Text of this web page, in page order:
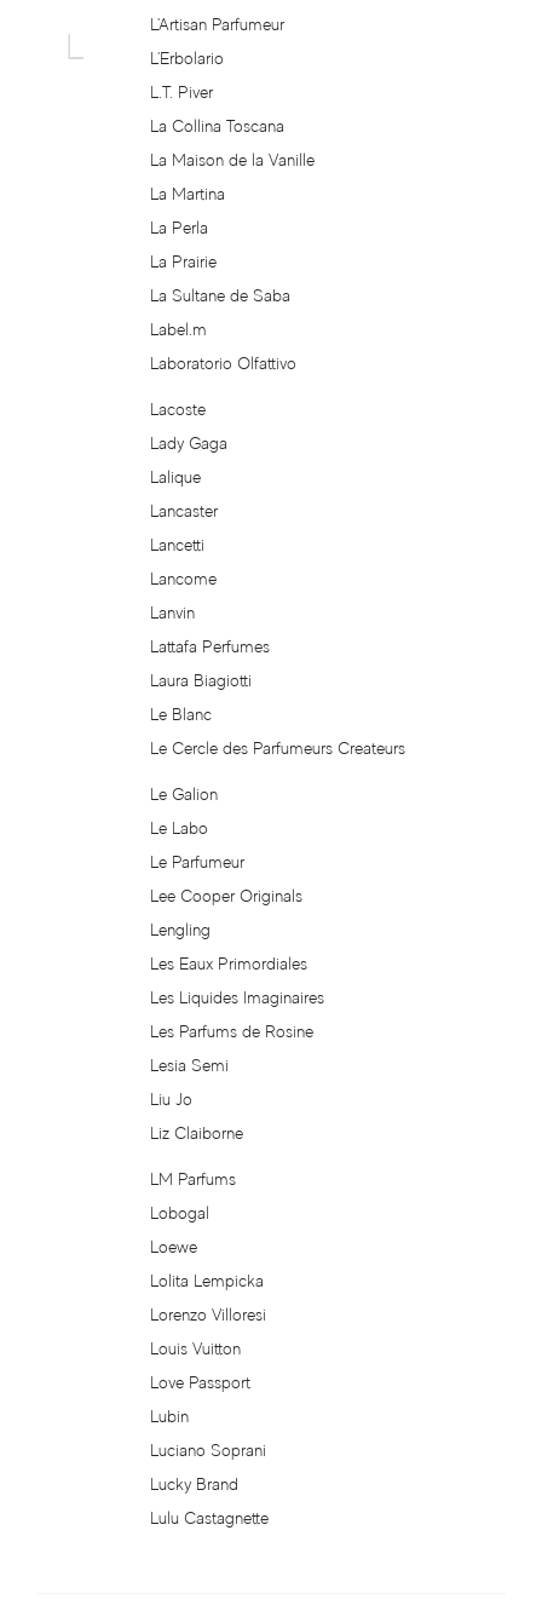
L
L'Artisan Parfumeur
L'Erbolario
L.T. Piver
La Collina Toscana
La Maison de la Vanille
La Martina
La Perla
La Prairie
La Sultane de Saba
Label.m
Laboratorio Olfattivo
Lacoste
Lady Gaga
Lalique
Lancaster
Lancetti
Lancome
Lanvin
Lattafa Perfumes
Laura Biagiotti
Le Blanc
Le Cercle des Parfumeurs Createurs
Le Galion
Le Labo
Le Parfumeur
Lee Cooper Originals
Lengling
Les Eaux Primordiales
Les Liquides Imaginaires
Les Parfums de Rosine
Lesia Semi
Liu Jo
Liz Claiborne
LM Parfums
Lobogal
Loewe
Lolita Lempicka
Lorenzo Villoresi
Louis Vuitton
Love Passport
Lubin
Luciano Soprani
Lucky Brand
Lulu Castagnette
Estee Lauder
Etat Libre d'Orange
Evody Parfums
Gabriela Sabatini